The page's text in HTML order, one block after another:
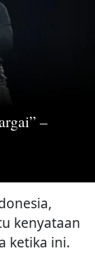
–
kenyataan
ketika ini.